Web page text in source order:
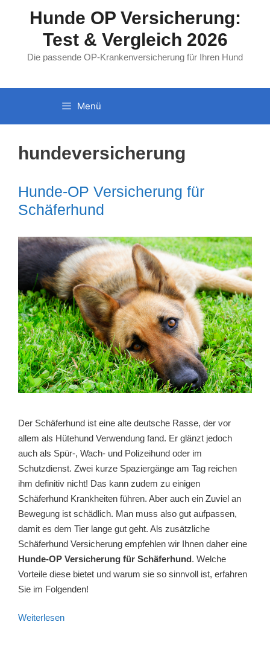
Hunde OP Versicherung:
Test & Vergleich 2026
Die passende OP-Krankenversicherung für Ihren Hund
Menü
hundeversicherung
Hunde-OP Versicherung für
Schäferhund
Der Schäferhund ist eine alte deutsche Rasse, der vor
allem als Hütehund Verwendung fand. Er glänzt jedoch
auch als Spür-, Wach- und Polizeihund oder im
Schutzdienst. Zwei kurze Spaziergänge am Tag reichen
ihm definitiv nicht! Das kann zudem zu einigen
Schäferhund Krankheiten führen. Aber auch ein Zuviel an
Bewegung ist schädlich. Man muss also gut aufpassen,
damit es dem Tier lange gut geht. Als zusätzliche
Schäferhund Versicherung empfehlen wir Ihnen daher eine
Hunde-OP Versicherung für Schäferhund. Welche
Vorteile diese bietet und warum sie so sinnvoll ist, erfahren
Sie im Folgenden!
Weiterlesen